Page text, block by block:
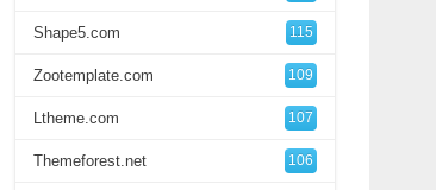
Shape5.com 115
Zootemplate.com 109
Ltheme.com 107
Themeforest.net 106